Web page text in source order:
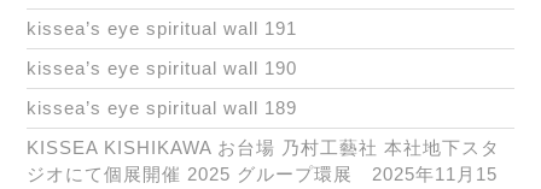
kissea’s eye spiritual wall 191
kissea’s eye spiritual wall 190
kissea’s eye spiritual wall 189
KISSEA KISHIKAWA お台場 乃村工藝社 本社地下スタ
ジオにて個展開催 2025 グループ環展 2025年11月15